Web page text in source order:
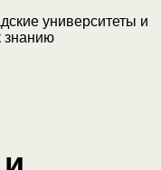
университеты и
знанию